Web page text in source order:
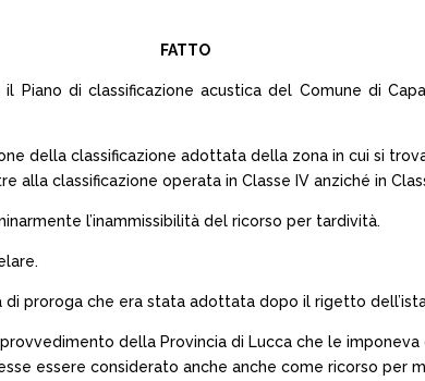
FATTO
Piano di classificazione acustica del Comune di
della classificazione adottata della zona in cui si
alla classificazione operata in Classe IV anziché in
l’inammissibilità del ricorso per tardività.
proroga che era stata adottata dopo il rigetto
della Provincia di Lucca che le
essere considerato anche anche come ricorso per